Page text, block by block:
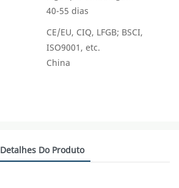
40-55 dias
CE/EU, CIQ, LFGB; BSCI,
ISO9001, etc.
China
Detalhes Do Produto